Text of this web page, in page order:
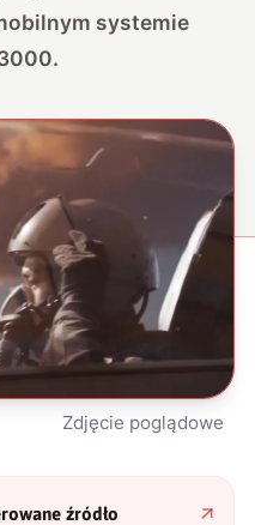
systemie
Zdjęcie poglądowe
źródło